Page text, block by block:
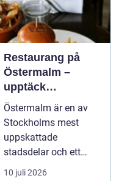
Restaurang på
Östermalm –
upptäck
matupplevelser i
en av Stockholms
mest attraktiva
stadsdelar
Östermalm är en av
Stockholms mest
uppskattade
stadsdelar och ett
självklart val f&ou...
10 juli 2026